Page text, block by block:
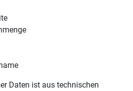
Daten ist aus technischen